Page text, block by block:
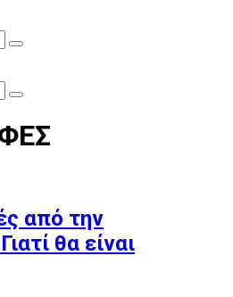
Search
Search
από την
θα είναι